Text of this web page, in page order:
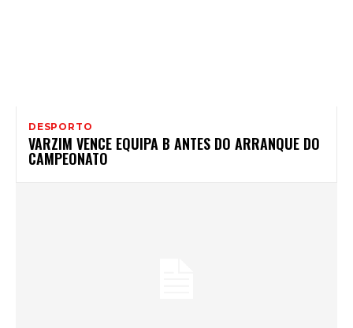
DESPORTO
VARZIM VENCE EQUIPA B ANTES DO ARRANQUE DO
CAMPEONATO